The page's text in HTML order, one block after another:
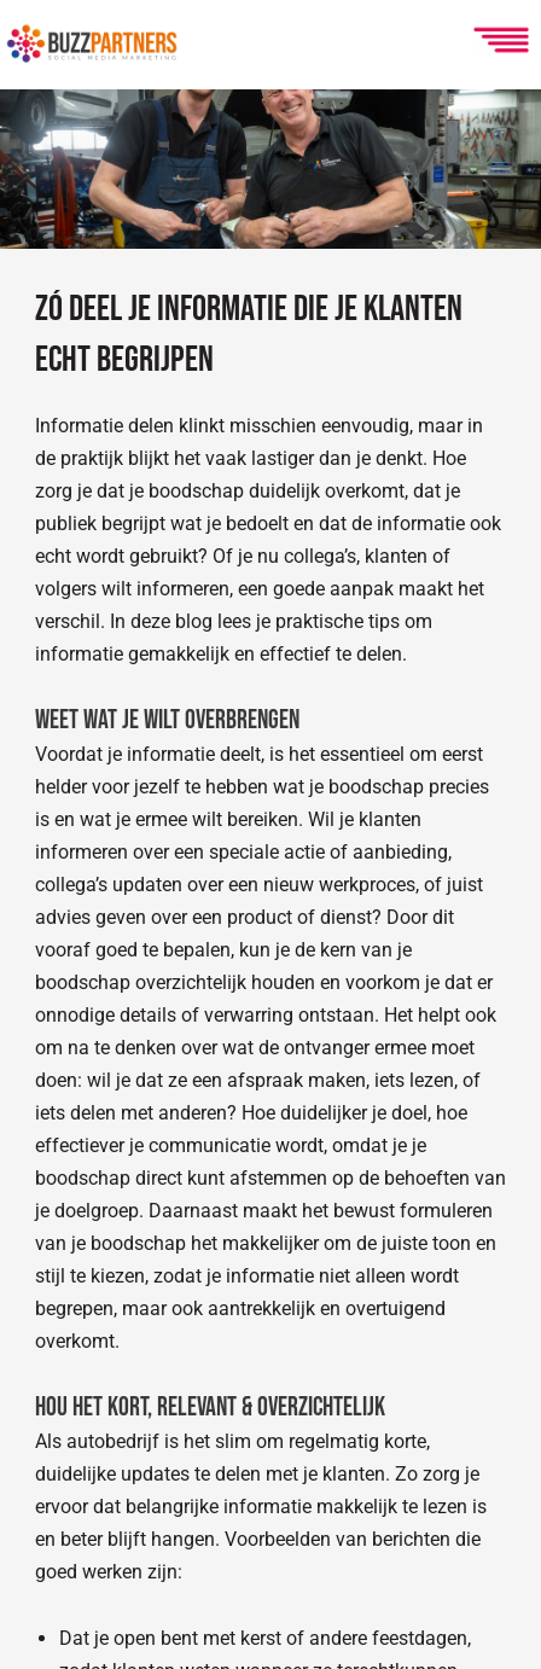
naar
inhoud
Zó deel je informatie die je klanten
echt begrijpen
Informatie delen klinkt misschien eenvoudig, maar in
de praktijk blijkt het vaak lastiger dan je denkt. Hoe
zorg je dat je boodschap duidelijk overkomt, dat je
publiek begrijpt wat je bedoelt en dat de informatie ook
echt wordt gebruikt? Of je nu collega’s, klanten of
volgers wilt informeren, een goede aanpak maakt het
verschil. In deze blog lees je praktische tips om
informatie gemakkelijk en effectief te delen.
Weet wat je wilt overbrengen
Voordat je informatie deelt, is het essentieel om eerst
helder voor jezelf te hebben wat je boodschap precies
is en wat je ermee wilt bereiken. Wil je klanten
informeren over een speciale actie of aanbieding,
collega’s updaten over een nieuw werkproces, of juist
advies geven over een product of dienst? Door dit
vooraf goed te bepalen, kun je de kern van je
boodschap overzichtelijk houden en voorkom je dat er
onnodige details of verwarring ontstaan. Het helpt ook
om na te denken over wat de ontvanger ermee moet
doen: wil je dat ze een afspraak maken, iets lezen, of
iets delen met anderen? Hoe duidelijker je doel, hoe
effectiever je communicatie wordt, omdat je je
boodschap direct kunt afstemmen op de behoeften van
je doelgroep. Daarnaast maakt het bewust formuleren
van je boodschap het makkelijker om de juiste toon en
stijl te kiezen, zodat je informatie niet alleen wordt
begrepen, maar ook aantrekkelijk en overtuigend
overkomt.
Hou het kort, Relevant & overzichtelijk
Als autobedrijf is het slim om regelmatig korte,
duidelijke updates te delen met je klanten. Zo zorg je
ervoor dat belangrijke informatie makkelijk te lezen is
en beter blijft hangen. Voorbeelden van berichten die
goed werken zijn:
Dat je open bent met kerst of andere feestdagen,